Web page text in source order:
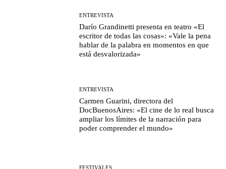
ENTREVISTA
Darío Grandinetti presenta en teatro «El
escritor de todas las cosas»: «Vale la pena
hablar de la palabra en momentos en que
está desvalorizada»
ENTREVISTA
Carmen Guarini, directora del
DocBuenosAires: «El cine de lo real busca
ampliar los límites de la narración para
poder comprender el mundo»
FESTIVALES